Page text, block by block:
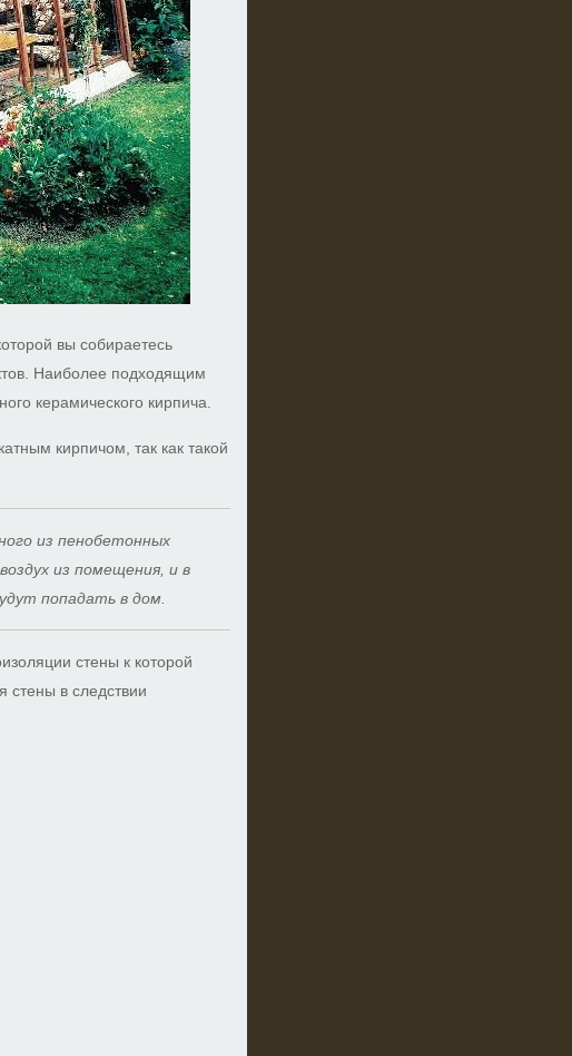
вы собираетесь
Наиболее подходящим
керамического кирпича.
кирпичом, так как такой
из пенобетонных
из помещения, и в
попадать в дом.
стены к которой
стены в следствии